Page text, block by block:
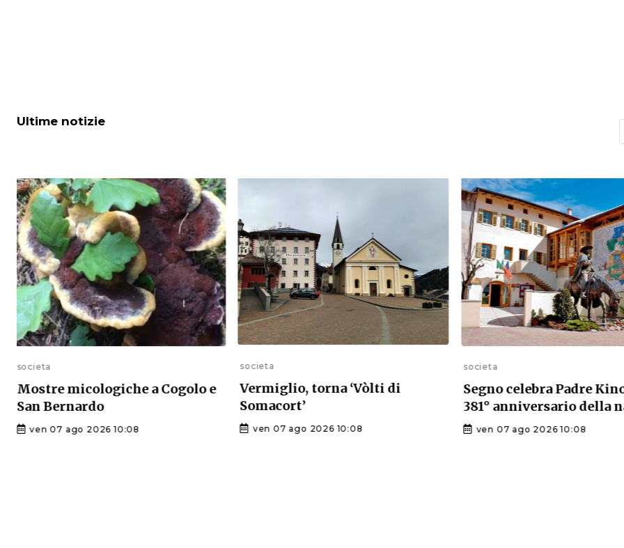
Ultime notizie
societa
Mostre micologiche a Cogolo e
San Bernardo
ven 07 ago 2026 10:08
societa
Vermiglio, torna ‘Vòlti di
Somacort’
ven 07 ago 2026 10:08
societa
Segno celebra Padre
381° anniversario della
ven 07 ago 2026 10:08